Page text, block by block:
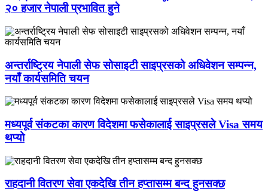
२० हजार नेपाली प्रभावित हुने
अन्तर्राष्ट्रिय नेपाली सेफ सोसाइटी साइप्रसको अधिवेशन सम्पन्न,
नयाँ कार्यसमिति चयन
मध्यपूर्व संकटका कारण विदेशमा फसेकालाई साइप्रसले Visa समय
थप्यो
राहदानी वितरण सेवा एकदेखि तीन हप्तासम्म बन्द हुनसक्छ